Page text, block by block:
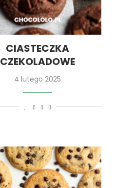
CIASTECZKA
CZEKOLADOWE
4 lutego 2025